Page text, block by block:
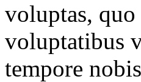
voluptas, quo
voluptatibus
tempore